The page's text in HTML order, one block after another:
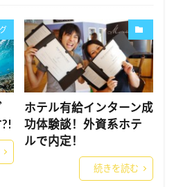
ホテル有給インターン成
功体験談！外資系ホテ
ルで内定！
続きを読む